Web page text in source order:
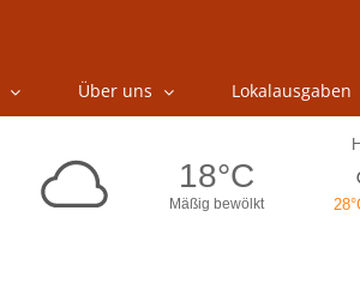
Über uns Lokalausgaben